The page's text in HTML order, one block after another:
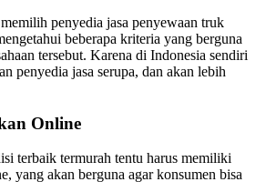
penyedia jasa penyewaan truk
beberapa kriteria yang berguna
tersebut. Karena di Indonesia sendiri
penyedia jasa serupa, dan akan lebih
Online
terbaik termurah tentu harus memiliki
yang akan berguna agar konsumen bisa